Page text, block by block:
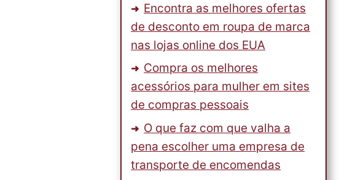
Encontra as melhores ofertas
de desconto em roupa de marca
nas lojas online dos EUA
Compra os melhores
acessórios para mulher em sites
de compras pessoais
O que faz com que valha a
pena escolher uma empresa de
transporte de encomendas